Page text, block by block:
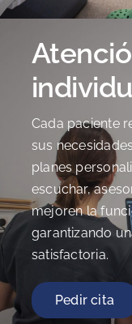
Cada paciente
sus
planes
escuchar,
mejoren la
garantizando
satisfactoria.
Pedir cita